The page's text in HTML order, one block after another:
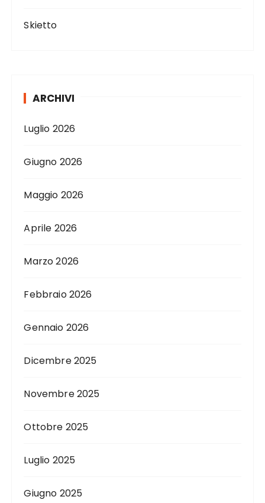
Skietto
ARCHIVI
Luglio 2026
Giugno 2026
Maggio 2026
Aprile 2026
Marzo 2026
Febbraio 2026
Gennaio 2026
Dicembre 2025
Novembre 2025
Ottobre 2025
Luglio 2025
Giugno 2025